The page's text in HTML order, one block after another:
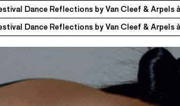
Dance Reflections by Van Cleef &
Dance Reflections by Van Cleef &